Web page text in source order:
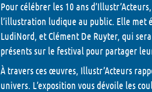
Pour célébrer les 10 ans
l’illustration ludique au public. Elle met
LudiNord, et Clément De Ruyter, qui
présents sur le festival pour partager
À travers ces œuvres, Illustr’Acteurs
univers. L’exposition vous dévoile les